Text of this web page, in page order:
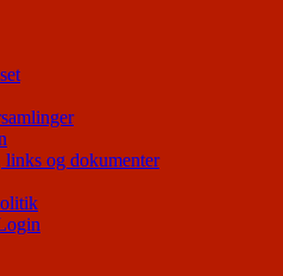
og dokumenter